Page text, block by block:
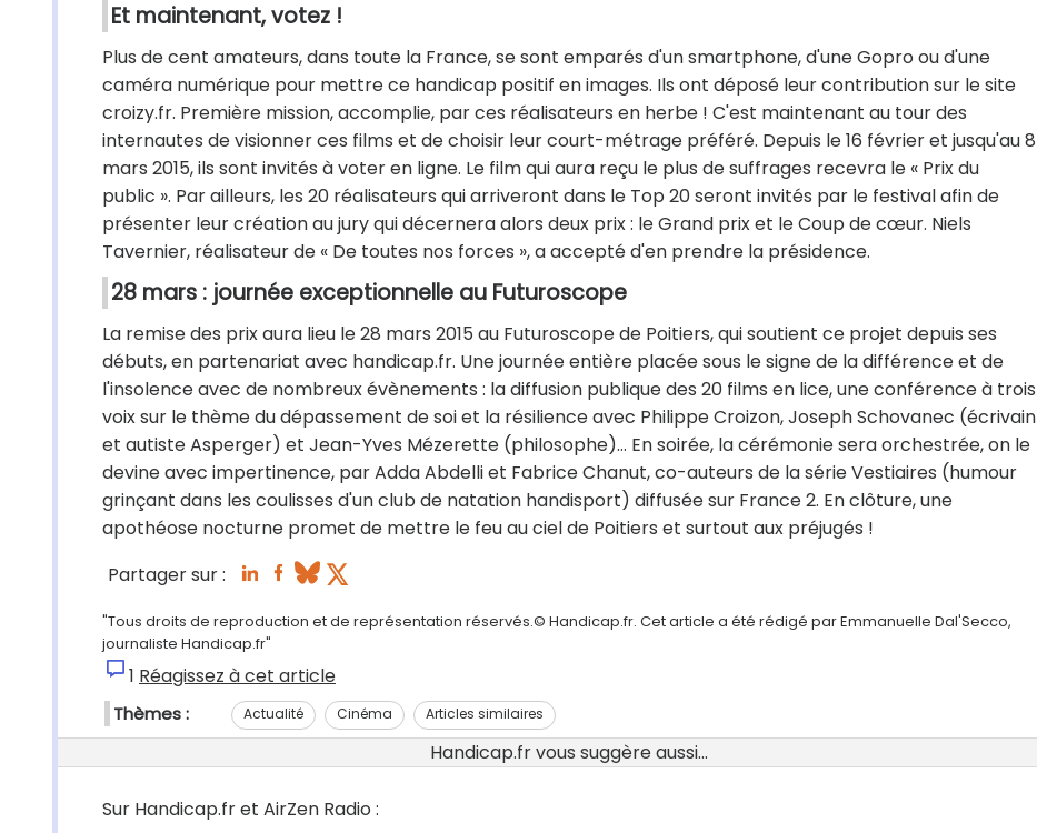
Et maintenant, votez !
Plus de cent amateurs, dans toute la France, se sont emparés d'un smartphone, d'une Gopro ou d'une
caméra numérique pour mettre ce handicap positif en images. Ils ont déposé leur contribution sur le site
croizy.fr. Première mission, accomplie, par ces réalisateurs en herbe ! C'est maintenant au tour des
internautes de visionner ces films et de choisir leur court-métrage préféré. Depuis le 16 février et jusqu'au 8
mars 2015, ils sont invités à voter en ligne. Le film qui aura reçu le plus de suffrages recevra le « Prix du
public ». Par ailleurs, les 20 réalisateurs qui arriveront dans le Top 20 seront invités par le festival afin de
présenter leur création au jury qui décernera alors deux prix : le Grand prix et le Coup de cœur. Niels
Tavernier, réalisateur de « De toutes nos forces », a accepté d'en prendre la présidence.
28 mars : journée exceptionnelle au Futuroscope
La remise des prix aura lieu le 28 mars 2015 au Futuroscope de Poitiers, qui soutient ce projet depuis ses
débuts, en partenariat avec handicap.fr. Une journée entière placée sous le signe de la différence et de
l'insolence avec de nombreux évènements : la diffusion publique des 20 films en lice, une conférence à trois
voix sur le thème du dépassement de soi et la résilience avec Philippe Croizon, Joseph Schovanec (écrivain
et autiste Asperger) et Jean-Yves Mézerette (philosophe)… En soirée, la cérémonie sera orchestrée, on le
devine avec impertinence, par Adda Abdelli et Fabrice Chanut, co-auteurs de la série Vestiaires (humour
grinçant dans les coulisses d'un club de natation handisport) diffusée sur France 2. En clôture, une
apothéose nocturne promet de mettre le feu au ciel de Poitiers et surtout aux préjugés !
Partager sur :
"Tous droits de reproduction et de représentation réservés.© Handicap.fr. Cet article a été rédigé par Emmanuelle Dal'Secco,
journaliste Handicap.fr"
1 Réagissez à cet article
Thèmes : Actualité Cinéma Articles similaires
Handicap.fr vous suggère aussi...
Sur Handicap.fr et AirZen Radio :